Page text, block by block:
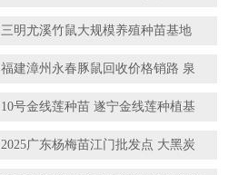
三明尤溪竹鼠大规模养殖种苗基地
福建漳州永春豚鼠回收价格销路 泉
10号金线莲种苗 遂宁金线莲种植基
2025广东杨梅苗江门批发点 大黑炭